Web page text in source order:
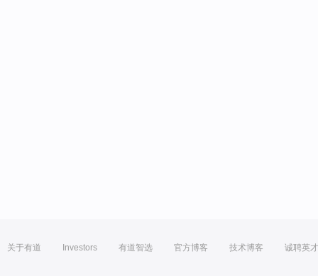
关于有道 Investors 有道智选 官方博客 技术博客 诚聘英才